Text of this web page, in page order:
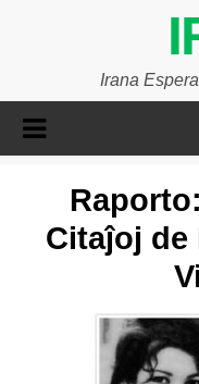
Irana
Citaĵoj de